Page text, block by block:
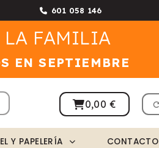
601 058 146
LA FAMILIA
EN SEPTIEMBRE
0,00 €
Y PAPELERÍA CONTACTO